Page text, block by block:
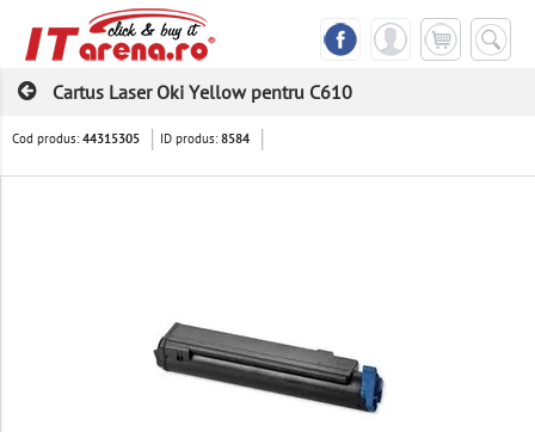
Cartus Laser Oki Yellow pentru C610
Cod produs:44315305 ID produs:8584